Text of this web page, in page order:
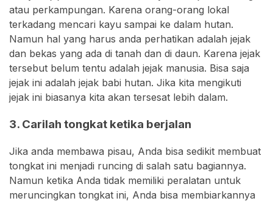
atau perkampungan. Karena orang-orang lokal
terkadang mencari kayu sampai ke dalam hutan.
Namun hal yang harus anda perhatikan adalah jejak
dan bekas yang ada di tanah dan di daun. Karena jejak
tersebut belum tentu adalah jejak manusia. Bisa saja
jejak ini adalah jejak babi hutan. Jika kita mengikuti
jejak ini biasanya kita akan tersesat lebih dalam.
3. Carilah tongkat ketika berjalan
Jika anda membawa pisau, Anda bisa sedikit membuat
tongkat ini menjadi runcing di salah satu bagiannya.
Namun ketika Anda tidak memiliki peralatan untuk
meruncingkan tongkat ini, Anda bisa membiarkannya